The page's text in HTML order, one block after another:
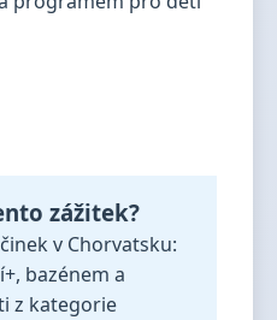
zážitek?
v Chorvatsku:
bazénem a
z kategorie